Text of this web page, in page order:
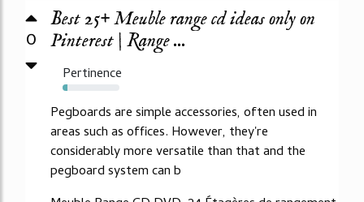
0
Best 25+ Meuble range cd ideas only on
Pinterest | Range ...
Pertinence
9%
Pegboards are simple accessories, often used in
areas such as offices. However, they're
considerably more versatile than that and the
pegboard system can b